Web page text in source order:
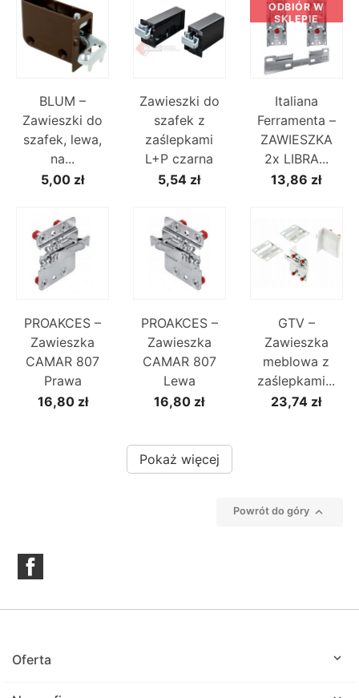
BLUM –
Zawieszki do
szafek, lewa,
na...
5,00 zł
Zawieszki do
szafek z
zaślepkami
L+P czarna
5,54 zł
Italiana
Ferramenta –
ZAWIESZKA
2x LIBRA...
13,86 zł
ODBIÓR W
SKLEPIE
PROAKCES –
Zawieszka
CAMAR 807
Prawa
16,80 zł
PROAKCES –
Zawieszka
CAMAR 807
Lewa
16,80 zł
GTV –
Zawieszka
meblowa z
zaślepkami...
23,74 zł
Pokaż więcej
Powrót do góry 
Oferta 